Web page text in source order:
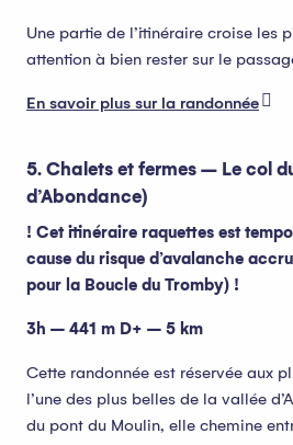
Une partie de l’itinéraire croise les
attention à bien rester sur le
En savoir plus sur la randonnée
5. Chalets et fermes – Le col
d’Abondance)
! Cet itinéraire raquettes est
cause du risque d’avalanche
pour la Boucle du Tromby) !
3h – 441 m D+ – 5 km
Cette randonnée est réservée aux
l’une des plus belles de la vallée
du pont du Moulin, elle chemine